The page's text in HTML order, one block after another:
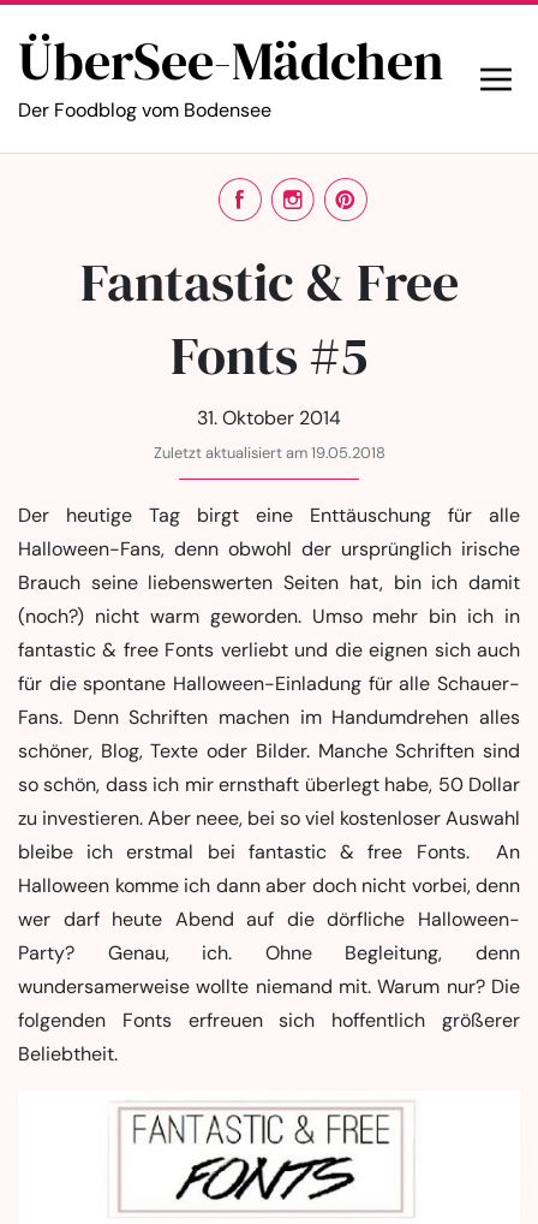
ÜberSee-Mädchen
Der Foodblog vom Bodensee
Fantastic & Free
Fonts #5
31. Oktober 2014
Zuletzt aktualisiert am 19.05.2018
Der heutige Tag birgt eine Enttäuschung für alle
Halloween-Fans, denn obwohl der ursprünglich irische
Brauch seine liebenswerten Seiten hat, bin ich damit
(noch?) nicht warm geworden. Umso mehr bin ich in
fantastic & free Fonts verliebt und die eignen sich auch
für die spontane Halloween-Einladung für alle Schauer-
Fans. Denn Schriften machen im Handumdrehen alles
schöner, Blog, Texte oder Bilder. Manche Schriften sind
so schön, dass ich mir ernsthaft überlegt habe, 50 Dollar
zu investieren. Aber neee, bei so viel kostenloser Auswahl
bleibe ich erstmal bei fantastic & free Fonts. An
Halloween komme ich dann aber doch nicht vorbei, denn
wer darf heute Abend auf die dörfliche Halloween-
Party? Genau, ich. Ohne Begleitung, denn
wundersamerweise wollte niemand mit. Warum nur? Die
folgenden Fonts erfreuen sich hoffentlich größerer
Beliebtheit.